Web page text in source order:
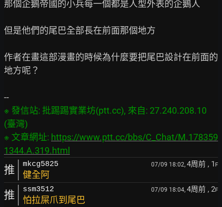
那個企鵝帝國的小兵每一個都是人型外表的企鵝人
但是他們的尾巴全部長在前面那個地方
作者在畫這部漫畫的時候為什麼要把尾巴設計在前面的
地方呢？
※ 發信站: 批踢踢實業坊(ptt.cc), 來自: 27.240.208.10
(臺灣)
※ 文章網址: https://www.ptt.cc/bbs/C_Chat/M.178359
1344.A.319.html
推 mkcg5825 07/09 18:02, 4周前 , 1 F
健全阿
推 ssm3512 07/09 18:04, 4周前 , 2F
怕拉屎爪到尾巴